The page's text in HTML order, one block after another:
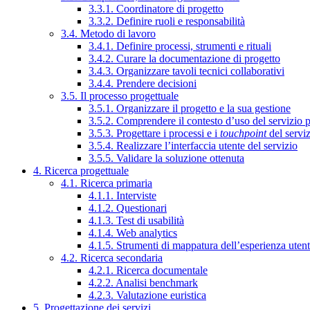
3.3.1. Coordinatore di progetto
3.3.2. Definire ruoli e responsabilità
3.4. Metodo di lavoro
3.4.1. Definire processi, strumenti e rituali
3.4.2. Curare la documentazione di progetto
3.4.3. Organizzare tavoli tecnici collaborativi
3.4.4. Prendere decisioni
3.5. Il processo progettuale
3.5.1. Organizzare il progetto e la sua gestione
3.5.2. Comprendere il contesto d’uso del servizio
3.5.3. Progettare i processi e i touchpointdel
3.5.4. Realizzare l’interfaccia utente del servizio
3.5.5. Validare la soluzione ottenuta
4. Ricerca progettuale
4.1. Ricerca primaria
4.1.1. Interviste
4.1.2. Questionari
4.1.3. Test di usabilità
4.1.4. Web analytics
4.1.5. Strumenti di mappatura dell’esperienza
4.2. Ricerca secondaria
4.2.1. Ricerca documentale
4.2.2. Analisi benchmark
4.2.3. Valutazione euristica
5. Progettazione dei servizi